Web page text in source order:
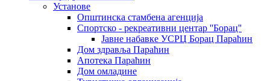
Установе
Општинскa стамбенa агенцијa
Спортско - рекреативни центар ''Борац''
Јавне набавке УСРЦ Борац Параћин
Дом здравља Параћин
Апотека Параћин
Дом омладине